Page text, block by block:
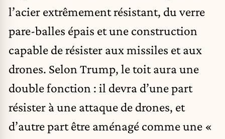
l’acier extrêmement résistant, du verre
pare-balles épais et une construction
capable de résister aux missiles et aux
drones. Selon Trump, le toit aura une
double fonction : il devra d’une part
résister à une attaque de drones, et
d’autre part être aménagé comme une «